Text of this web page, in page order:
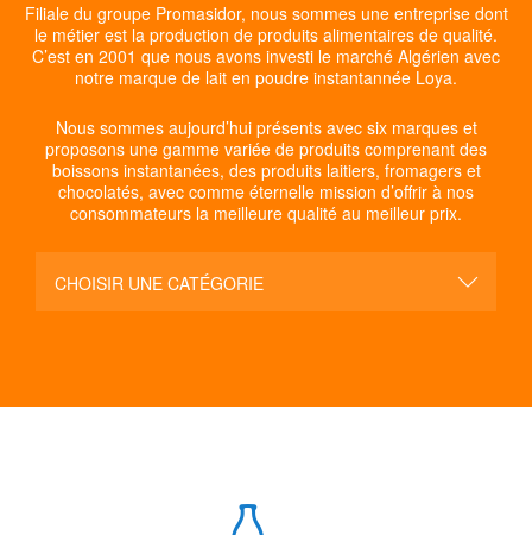
Filiale du groupe Promasidor, nous sommes une entreprise dont
le métier est la production de produits alimentaires de qualité.
C’est en 2001 que nous avons investi le marché Algérien avec
notre marque de lait en poudre instantannée Loya.
Nous sommes aujourd’hui présents avec six marques et
proposons une gamme variée de produits comprenant des
boissons instantanées, des produits laitiers, fromagers et
chocolatés, avec comme éternelle mission d’offrir à nos
consommateurs la meilleure qualité au meilleur prix.
CHOISIR UNE CATÉGORIE